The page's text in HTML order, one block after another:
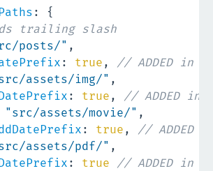
:
{
trailing slash
posts/" ,
: true ,
// ADDED in
assets/img/" ,
: true ,
// ADDED in
"src/assets/movie/" ,
: true ,
// ADDED
assets/pdf/" ,
: true // ADDED in